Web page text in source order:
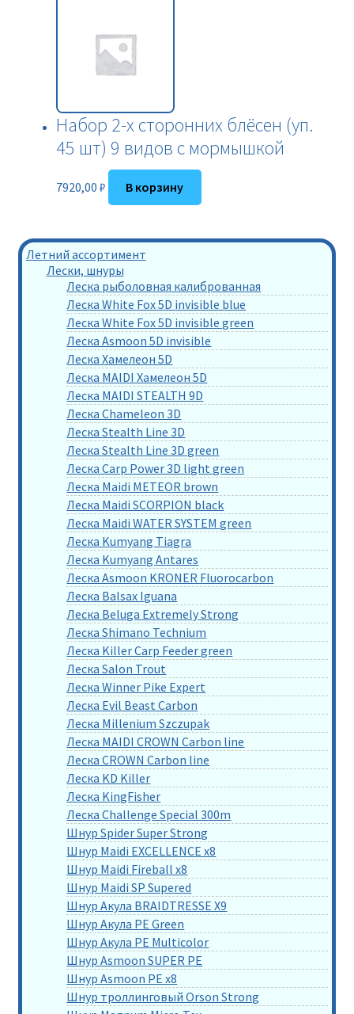
Набор 2-х сторонних блёсен (уп.
45 шт) 9 видов с мормышкой
7920,00 ₽ В корзину
Летний ассортимент
Лески, шнуры
Леска рыболовная калиброванная
Леска White Fox 5D invisible blue
Леска White Fox 5D invisible green
Леска Asmoon 5D invisible
Леска Хамелеон 5D
Леска MAIDI Хамелеон 5D
Леска MAIDI STEALTH 9D
Леска Chameleon 3D
Леска Stealth Line 3D
Леска Stealth Line 3D green
Леска Carp Power 3D light green
Леска Maidi METEOR brown
Леска Maidi SCORPION black
Леска Maidi WATER SYSTEM green
Леска Kumyang Tiagra
Леска Kumyang Antares
Леска Asmoon KRONER Fluorocarbon
Леска Balsax Iguana
Леска Beluga Extremely Strong
Леска Shimano Technium
Леска Killer Carp Feeder green
Леска Salon Trout
Леска Winner Pike Expert
Леска Evil Beast Carbon
Леска Millenium Szczupak
Леска MAIDI CROWN Carbon line
Леска CROWN Carbon line
Леска KD Killer
Леска KingFisher
Леска Challenge Special 300m
Шнур Spider Super Strong
Шнур Maidi EXCELLENCE x8
Шнур Maidi Fireball x8
Шнур Maidi SP Supered
Шнур Акула BRAIDTRESSE X9
Шнур Акула PE Green
Шнур Акула PE Multicolor
Шнур Asmoon SUPER PE
Шнур Asmoon PE x8
Шнур троллинговый Orson Strong